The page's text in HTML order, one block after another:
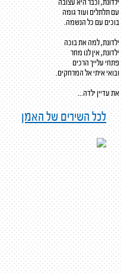
ילדונת, וכבר היא עצובה
עם תלתלים ועוד גומה
בוכים עם כל הנשמה.
ילדונת, למה את בוכה
ילדונת, אין לנו מחר
פתחי עלייך הרכים
ובואי איתי אל המרחקים.
את עדיין ילדה...
לכל השירים של האמן